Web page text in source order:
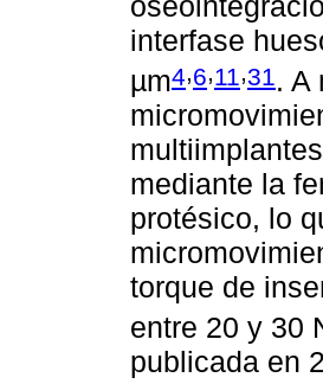
interfase
µm4,6,11,31. A
mediante la
protésico, lo
torque de
entre 20 y 30
publicada en